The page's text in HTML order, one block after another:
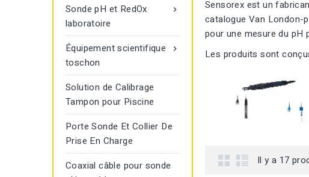

Sonde pH et RedOx
laboratoire

Équipement scientifique
toschon
Solution de Calibrage
Tampon pour Piscine
Porte Sonde Et Collier De
Prise En Charge
Coaxial câble pour sonde
Sensorex est un
catalogue Van London-
pour une mesure du pH
Les produits sont
Il y a 17